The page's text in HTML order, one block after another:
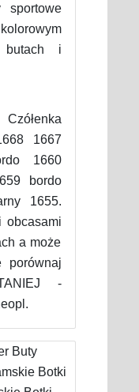
sportowe
butach i
1667
1660
bordo
1655.
obcasami
a może
porównaj
-